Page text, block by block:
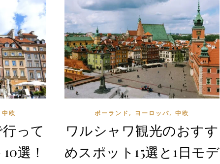
中欧
って
選！
ポーランド , ヨーロッパ,中欧
ワルシャワ観光のおすす
めスポット15選と1日モデ